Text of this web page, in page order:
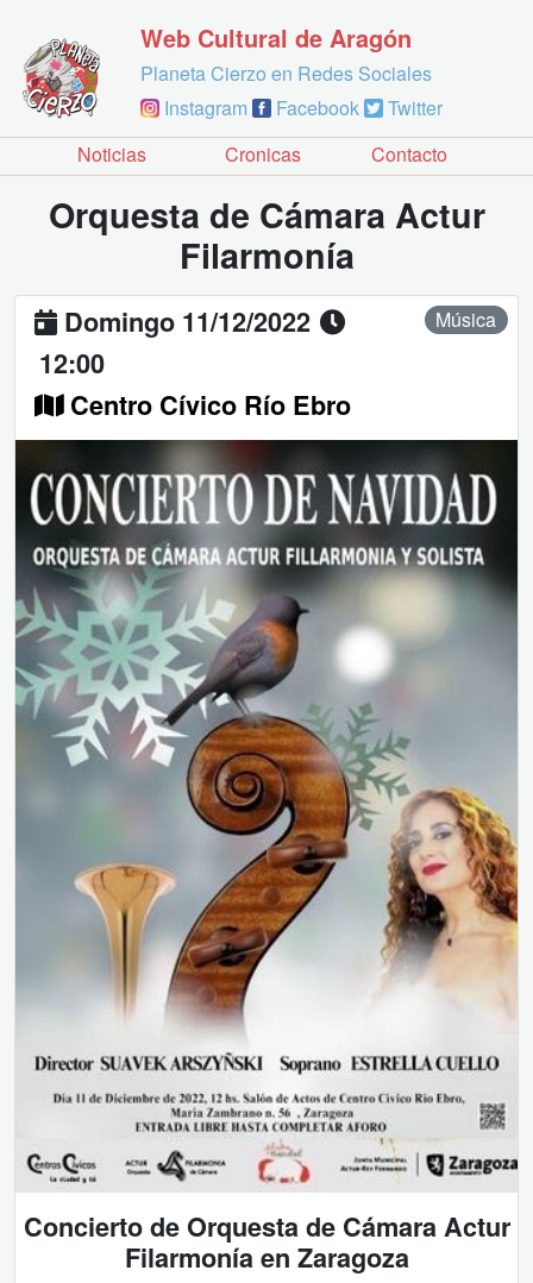
Web Cultural de Aragón
Planeta Cierzo en Redes Sociales
Instagram
Facebook
Twitter
Noticias
Cronicas Contacto
Orquesta de Cámara Actur
Filarmonía
Domingo 11/12/2022
12:00
Centro Cívico Río Ebro
Música
Concierto de Orquesta de Cámara Actur
Filarmonía en Zaragoza